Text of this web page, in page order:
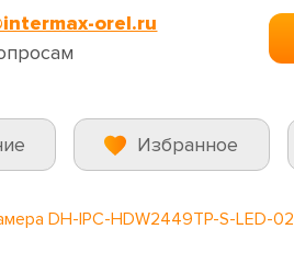
orel.ru
Избранное
DH-IPC-HDW2449TP-S-LED-